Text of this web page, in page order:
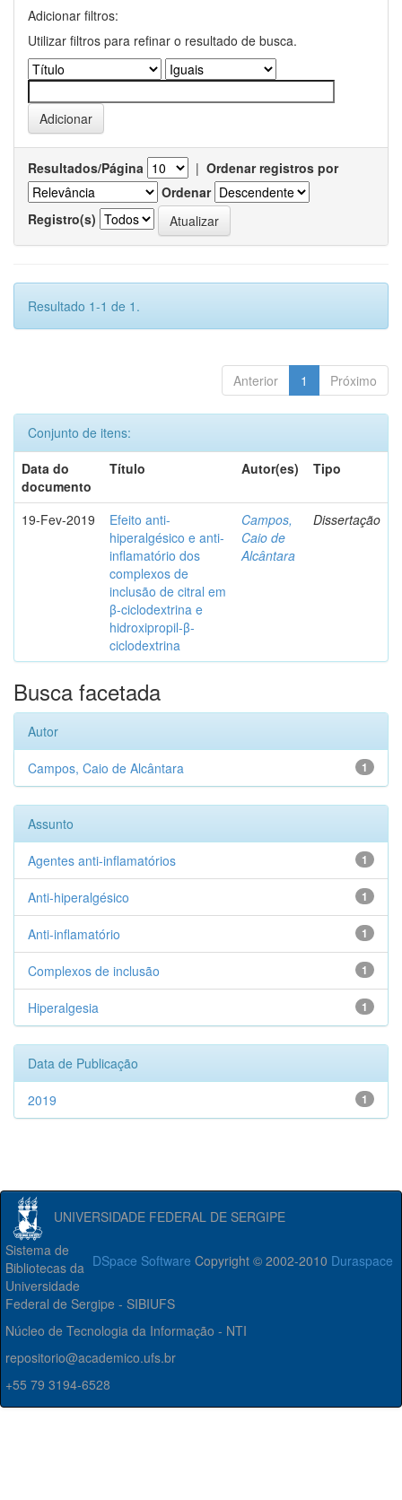
Adicionar filtros:
Utilizar filtros para refinar o resultado de busca.
Resultados/Página | Ordenar registros por
Ordenar
Registro(s)
Resultado 1-1 de 1.
Anterior 1 Próximo
Conjunto de itens:
Data do
documento
Título Autor(es) Tipo
19-Fev-2019
Efeito anti-
hiperalgésico e anti-
inflamatório dos
complexos de
inclusão de citral em
β-ciclodextrina e
hidroxipropil-β-
ciclodextrina
Campos,
Caio de
Alcântara
Dissertação
Busca facetada
Autor
1
Campos, Caio de Alcântara
Assunto
1
Agentes anti-inflamatórios
1
Anti-hiperalgésico
1
Anti-inflamatório
1
Complexos de inclusão
1
Hiperalgesia
Data de Publicação
1
2019
UNIVERSIDADE FEDERAL DE SERGIPE
DSpace Software Copyright © 2002-2010 Duraspace
Sistema de
Bibliotecas da
Universidade
Federal de Sergipe - SIBIUFS
Núcleo de Tecnologia da Informação - NTI
repositorio@academico.ufs.br
+55 79 3194-6528